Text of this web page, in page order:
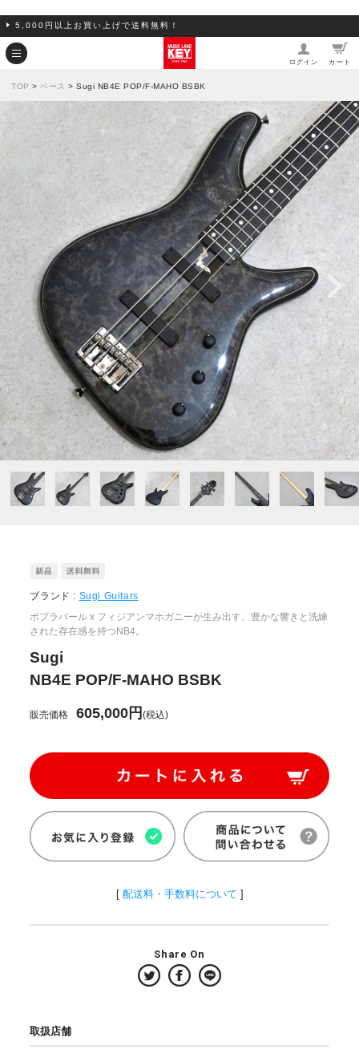
5,000円以上お買い上げで送料無料！
ログイン カート
TOP > ベース > Sugi NB4E POP/F-MAHO BSBK
ブランド : Sugi Guitars
ポプラバール x フィジアンマホガニーが生み出す、豊かな響きと洗練
された存在感を持つNB4。
Sugi
NB4E POP/F-MAHO BSBK
販売価格 605,000円(税込)
[ 配送料・手数料について ]
Share On
取扱店舗